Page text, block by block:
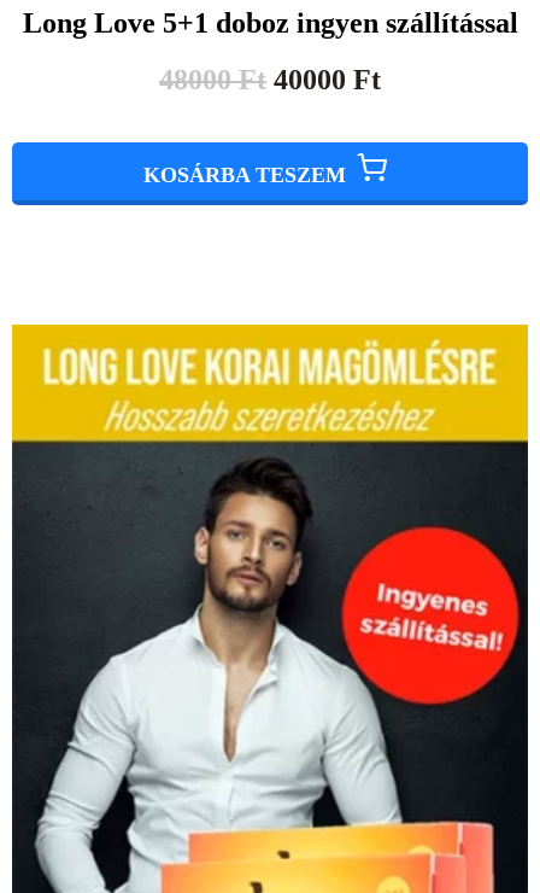
Long Love 5+1 doboz ingyen szállítással
48000Ft 40000 Ft
KOSÁRBA TESZEM